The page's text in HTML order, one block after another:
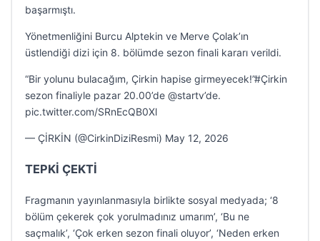
başarmıştı.
Yönetmenliğini Burcu Alptekin ve Merve Çolak’ın
üstlendiği dizi için 8. bölümde sezon finali kararı verildi.
“Bir yolunu bulacağım, Çirkin hapise girmeyecek!”#Çirkin
sezon finaliyle pazar 20.00’de @startv’de.
pic.twitter.com/SRnEcQB0Xl
— ÇİRKİN (@CirkinDiziResmi) May 12, 2026
TEPKİ ÇEKTİ
Fragmanın yayınlanmasıyla birlikte sosyal medyada; ‘8
bölüm çekerek çok yorulmadınız umarım’, ‘Bu ne
saçmalık’, ‘Çok erken sezon finali oluyor’, ‘Neden erken